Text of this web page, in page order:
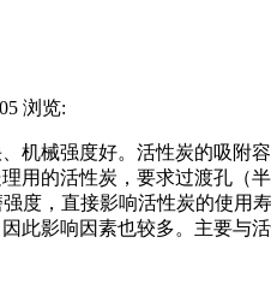
浏览:
械强度好。活性炭的吸附
用的活性炭，要求过渡孔（
度，直接影响活性炭的使用寿
影响因素也较多。主要与